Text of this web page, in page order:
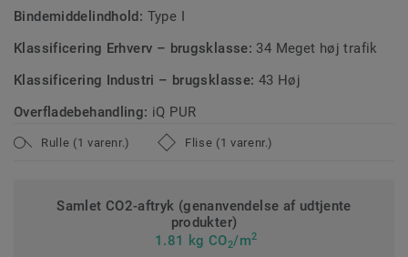
Bindemiddelindhold: Type I
Klassificering Erhverv – brugsklasse: 34 Meget høj trafik
Klassificering Industri – brugsklasse: 43 Høj
Overfladebehandling: iQ PUR
Rulle (1 varenr.) Flise (1 varenr.)
Samlet CO2-aftryk (genanvendelse af udtjente
produkter)
1.81 kg CO2/m2